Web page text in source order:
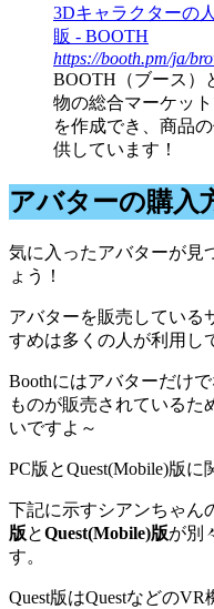
3Dキャラクターの
販 - BOOTH
https://booth.pm/ja/
BOOTH（ブース）
物の総合マーケッ
を作成でき、商品
供しています！
アバターの購入
気に入ったアバターが見
ょう！
アバターを販売している
すめは多くの人が利用し
Boothにはアバターだけ
ものが販売されているた
いですよ～
PC版とQuest(Mobile)版に
下記に示すシアンちゃん
版とQuest(Mobile)版が別
す。
Quest版はQuestなどの